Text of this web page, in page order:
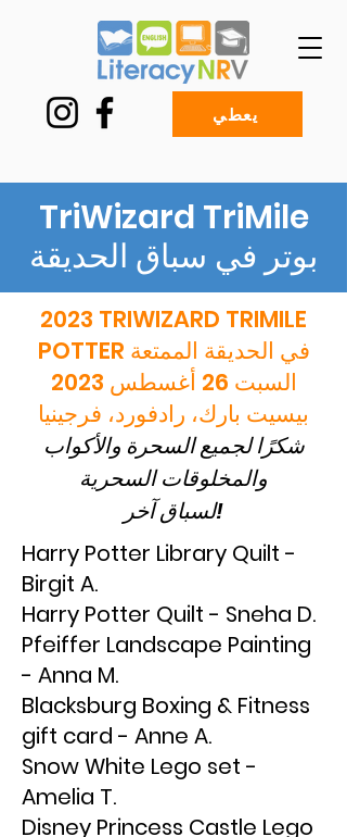
يعطي
TriWizard TriMile
بوتر في سباق الحديقة
2023 TRIWIZARD TRIMILE
POTTER في الحديقة الممتعة
السبت 26 أغسطس 2023
بيسيت بارك، رادفورد، فرجينيا
شكرًا لجميع السحرة والأكواب
والمخلوقات السحرية
لسباق آخر!
Harry Potter Library Quilt -
Birgit A.
Harry Potter Quilt - Sneha D.
Pfeiffer Landscape Painting
- Anna M.
Blacksburg Boxing & Fitness
gift card - Anne A.
Snow White Lego set -
Amelia T.
Disney Princess Castle Lego